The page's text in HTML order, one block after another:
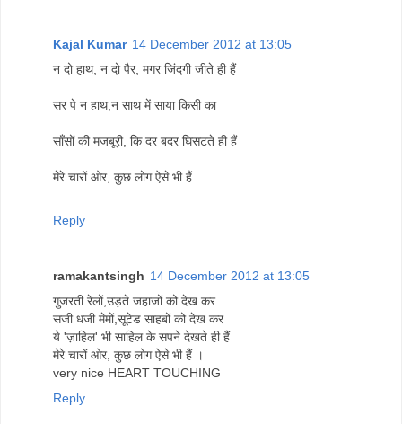
Kajal Kumar 14 December 2012 at 13:05
न दो हाथ, न दो पैर, मगर जिंदगी जीते ही हैं
सर पे न हाथ,न साथ में साया किसी का
साँसों की मजबूरी, कि दर बदर घिसटते ही हैं
मेरे चारों ओर, कुछ लोग ऐसे भी हैं
Reply
ramakantsingh 14 December 2012 at 13:05
गुजरती रेलों,उड़ते जहाजों को देख कर
सजी धजी मेमों,सूटेड साहबों को देख कर
ये 'ज़ाहिल' भी साहिल के सपने देखते ही हैं
मेरे चारों ओर, कुछ लोग ऐसे भी हैं ।
very nice HEART TOUCHING
Reply